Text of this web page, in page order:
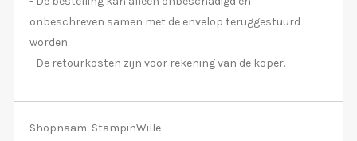
onbeschreven samen met de envelop teruggestuurd
worden.
- De retourkosten zijn voor rekening van de koper.
Shopnaam: StampinWille